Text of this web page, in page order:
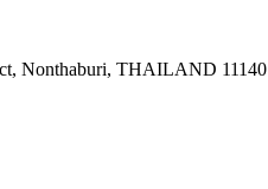
Nonthaburi, THAILAND 11140